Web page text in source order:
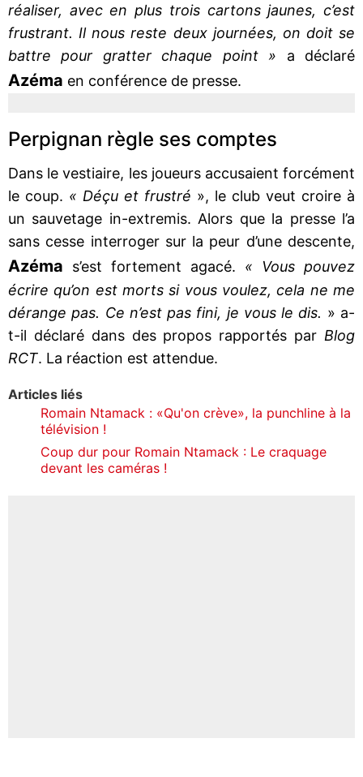
réaliser, avec en plus trois cartons jaunes, c’est
frustrant. Il nous reste deux journées, on doit se
battre pour gratter chaque point » a déclaré
Azéma en conférence de presse.
Perpignan règle ses comptes
Dans le vestiaire, les joueurs accusaient forcément
le coup. « Déçu et frustré », le club veut croire à
un sauvetage in-extremis. Alors que la presse l’a
sans cesse interroger sur la peur d’une descente,
Azéma s’est fortement agacé. « Vous pouvez
écrire qu’on est morts si vous voulez, cela ne me
dérange pas. Ce n’est pas fini, je vous le dis. » a-
t-il déclaré dans des propos rapportés par Blog
RCT. La réaction est attendue.
Articles liés
Romain Ntamack : «Qu'on crève», la punchline à la
télévision !
Coup dur pour Romain Ntamack : Le craquage
devant les caméras !